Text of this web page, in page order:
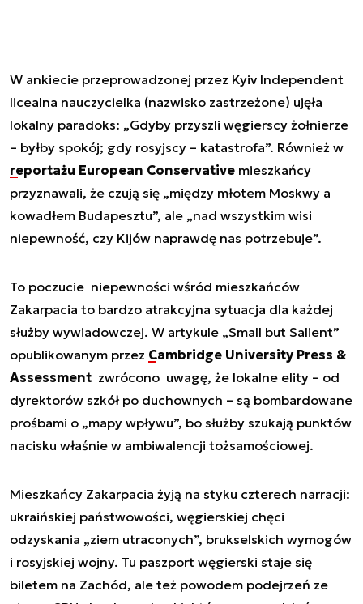
W ankiecie przeprowadzonej przez Kyiv Independent
licealna nauczycielka (nazwisko zastrzeżone) ujęła
lokalny paradoks: „Gdyby przyszli węgierscy żołnierze
– byłby spokój; gdy rosyjscy – katastrofa”. Również w
reportażu European Conservative mieszkańcy
przyznawali, że czują się „między młotem Moskwy a
kowadłem Budapesztu”, ale „nad wszystkim wisi
niepewność, czy Kijów naprawdę nas potrzebuje”.
To poczucie niepewności wśród mieszkańców
Zakarpacia to bardzo atrakcyjna sytuacja dla każdej
służby wywiadowczej. W artykule „Small but Salient”
opublikowanym przez Cambridge University Press &
Assessment zwrócono uwagę, że lokalne elity – od
dyrektorów szkół po duchownych – są bombardowane
prośbami o „mapy wpływu”, bo służby szukają punktów
nacisku właśnie w ambiwalencji tożsamościowej.
Mieszkańcy Zakarpacia żyją na styku czterech narracji:
ukraińskiej państwowości, węgierskiej chęci
odzyskania „ziem utraconych”, brukselskich wymogów
i rosyjskiej wojny. Tu paszport węgierski staje się
biletem na Zachód, ale też powodem podejrzeń ze